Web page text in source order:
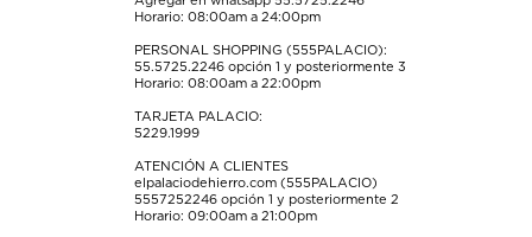
Horario: 08:00am a 24:00pm
PERSONAL SHOPPING (555PALACIO):
55.5725.2246 opción 1 y posteriormente 3
Horario: 08:00am a 22:00pm
TARJETA PALACIO:
5229.1999
ATENCIÓN A CLIENTES
elpalaciodehierro.com (555PALACIO)
5557252246 opción 1 y posteriormente 2
Horario: 09:00am a 21:00pm